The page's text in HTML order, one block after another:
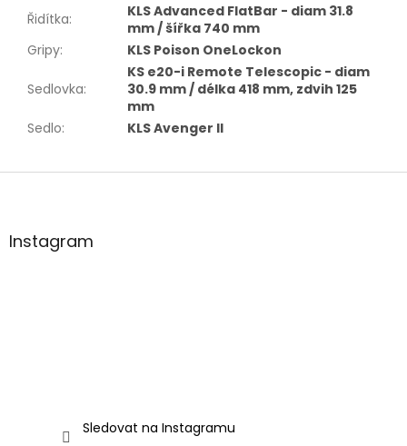
Řidítka:
KLS Advanced FlatBar - diam 31.8
mm / šířka 740 mm
Gripy: KLS Poison OneLockon
Sedlovka:
KS e20-i Remote Telescopic - diam
30.9 mm / délka 418 mm, zdvih 125
mm
Sedlo: KLS Avenger II
Z
aInstagram
Sledovat na Instagramu